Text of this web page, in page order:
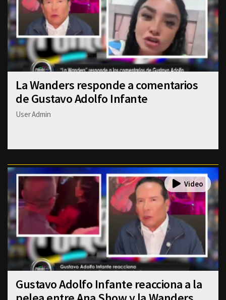
La Wanders responde a comentarios
de Gustavo Adolfo Infante
User Admin
Gustavo Adolfo Infante reacciona a la